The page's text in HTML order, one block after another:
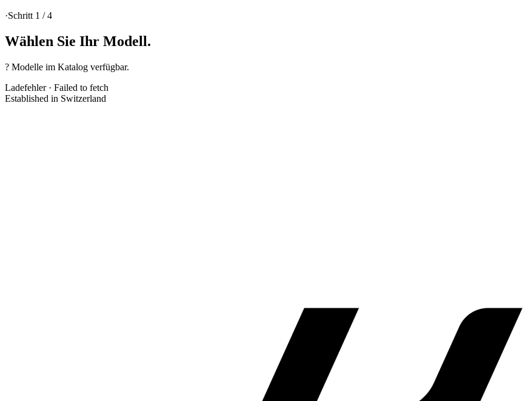
·Schritt 1 / 4
Wählen Sie Ihr Modell.
? Modelle im Katalog verfügbar.
Ladefehler· Failed to fetch
Established in Switzerland